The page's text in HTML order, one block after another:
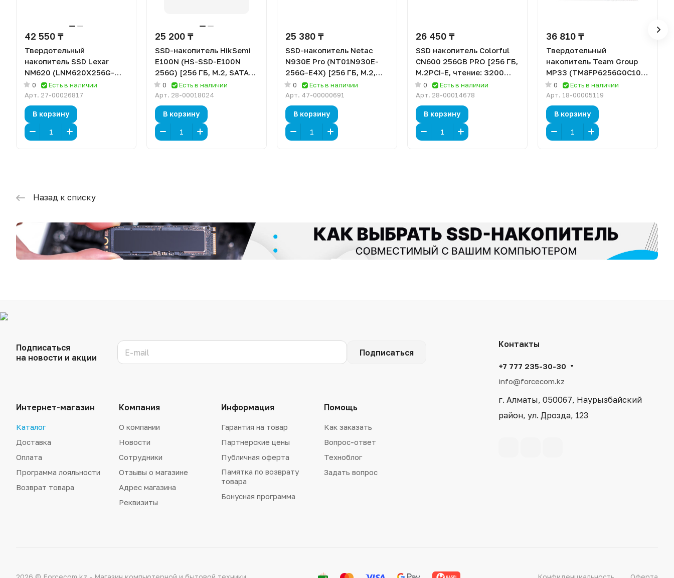
42 550 ₸
Твердотельный
накопитель SSD Lexar
NM620 (LNM620X256G-
RNNNG) [256 ГБ, M.2, PCI-
E, чтение: 3500 Мбайт/
сек, запись: 1300 Мбайт/
сек]
0
Есть в наличии
Арт. 27-00026817
В корзину
25 200 ₸
SSD-накопитель HikSemi
E100N (HS-SSD-E100N
256G) [256 ГБ, M.2, SATA
III, 560/480 МБ/с]
0
Есть в наличии
Арт. 28-00018024
В корзину
25 380 ₸
SSD-накопитель Netac
N930E Pro (NT01N930E-
256G-E4X) [256 ГБ, M.2,
PCI-E, 2130/1720 МБайт/
сек, TLC]
0
Есть в наличии
Арт. 47-00000691
В корзину
26 450 ₸
SSD накопитель Colorful
CN600 256GB PRO [256 ГБ,
M.2PCI-E, чтение: 3200
МБ/с, запись: 1200 МБ/с,
TLC]
0
Есть в наличии
Арт. 28-00014678
В корзину
36 810 ₸
Твердотельный
накопитель Team Group
MP33 (TM8FP6256G0C101)
[256 ГБ, M.2 2280 PCI-E,
чтение: 1600 МБ/с, запись:
1000 МБ/с, TLC]
0
Есть в наличии
Арт. 18-00005119
В корзину
Назад к списку
Подписаться
на новости и акции
Подписаться
Интернет-магазин
Каталог
Доставка
Оплата
Программа лояльности
Возврат товара
Компания
О компании
Новости
Сотрудники
Отзывы о магазине
Адрес магазина
Реквизиты
Информация
Гарантия на товар
Партнерские цены
Публичная оферта
Памятка по возврату
товара
Бонусная программа
Помощь
Как заказать
Вопрос-ответ
Техноблог
Задать вопрос
Контакты
+7 777 235-30-30
info@forcecom.kz
г. Алматы, 050067, Наурызбайский
район, ул. Дрозда, 123